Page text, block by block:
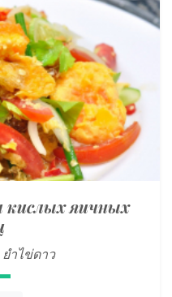
кислых яичных
ยำไข่ดาว